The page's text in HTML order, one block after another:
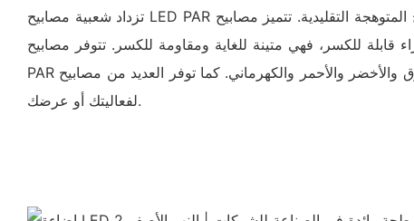
تزداد شعبية مصابيح LED PAR المعلبة نظرًا لمزاياها العديدة مقارنةً بالمصابيح المتوهجة التقليدية. تتميز مصابيح LED بكفاءة أعلى في استهلاك الطاقة من المصابيح المتوهجة، مما يعني أنها تستهلك
ولأنها لا تحتوي على أي زجاج أو أجزاء قابلة للكسر، فهي متينة للغاية ومقاومة للكسر. تتوفر مصابيح
PAR المعلبة بألوان متنوعة، بما في ذلك الأبيض والأزرق والأخضر والأحمر والكهرماني. كما توفر العديد من مصابيح LED PAR المعلبة إمكانية تغيير اللون، مما يتيح لك ابتكار إطلالات وتأثيرات مختلفة
لفعاليتك أو عرضك.